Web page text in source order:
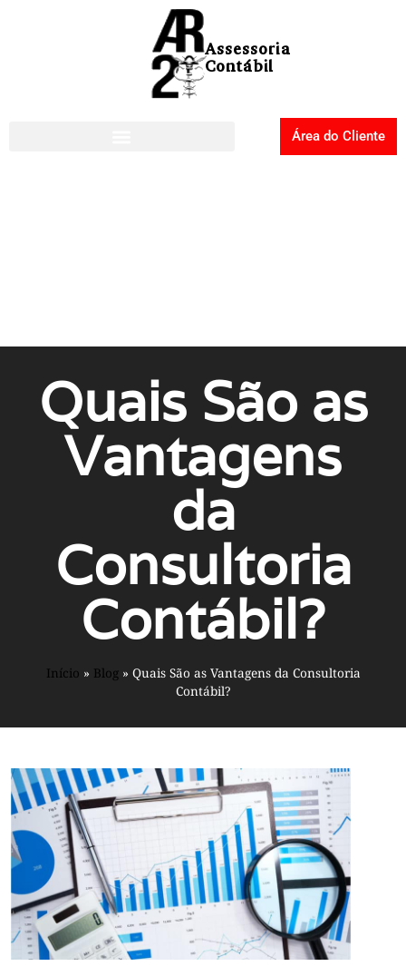
Área do Cliente
Quais São as
Vantagens
da
Consultoria
Contábil?
Início » Blog » Quais São as Vantagens da Consultoria
Contábil?